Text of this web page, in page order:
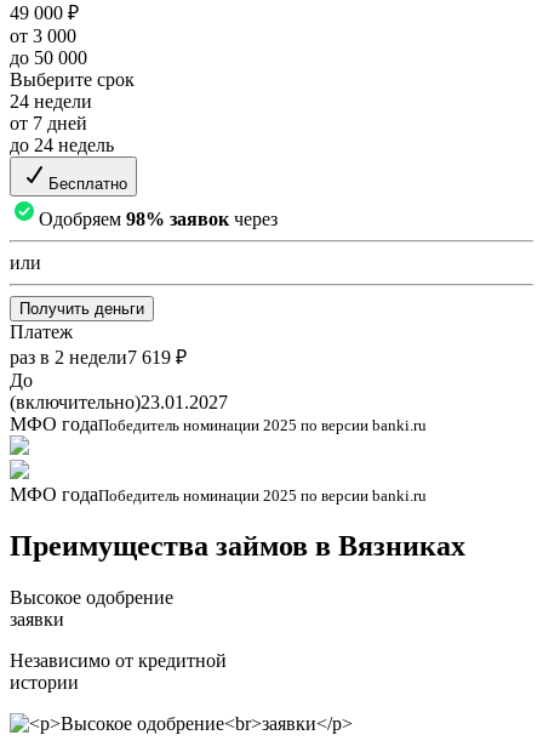
49 000 ₽
от 3 000
до 50 000
Выберите срок
24 недели
от 7 дней
до 24 недель
Бесплатно
Одобряем 98% заявок через
или
Получить деньги
Платеж
раз в 2 недели7 619 ₽
До
(включительно)23.01.2027
МФО годаПобедитель номинации 2025 по версии banki.ru
МФО годаПобедитель номинации 2025 по версии banki.ru
Преимущества займов в Вязниках
Высокое одобрение
заявки
Независимо от кредитной
истории